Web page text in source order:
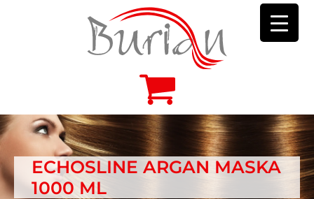
ECHOSLINE ARGAN MASKA
1000 ML